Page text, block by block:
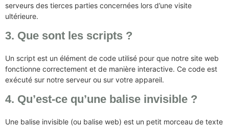
serveurs des tierces parties concernées lors d’une visite
ultérieure.
3. Que sont les scripts ?
Un script est un élément de code utilisé pour que notre site web
fonctionne correctement et de manière interactive. Ce code est
exécuté sur notre serveur ou sur votre appareil.
4. Qu’est-ce qu’une balise invisible ?
Une balise invisible (ou balise web) est un petit morceau de texte